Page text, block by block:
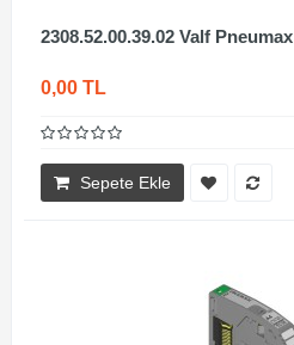
2308.52.00.39.02 Valf Pneumax
0,00 TL
Sepete Ekle